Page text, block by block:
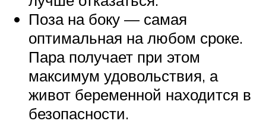
Поза на боку — самая
оптимальная на любом сроке.
Пара получает при этом
максимум удовольствия, а
живот беременной находится в
безопасности.